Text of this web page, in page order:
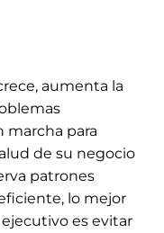
aumenta la
marcha para
de su negocio
patrones
lo mejor
es evitar